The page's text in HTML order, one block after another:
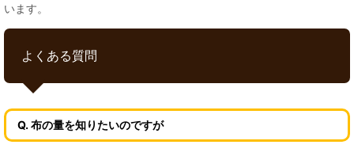
います。
よくある質問
Q. 布の量を知りたいのですが